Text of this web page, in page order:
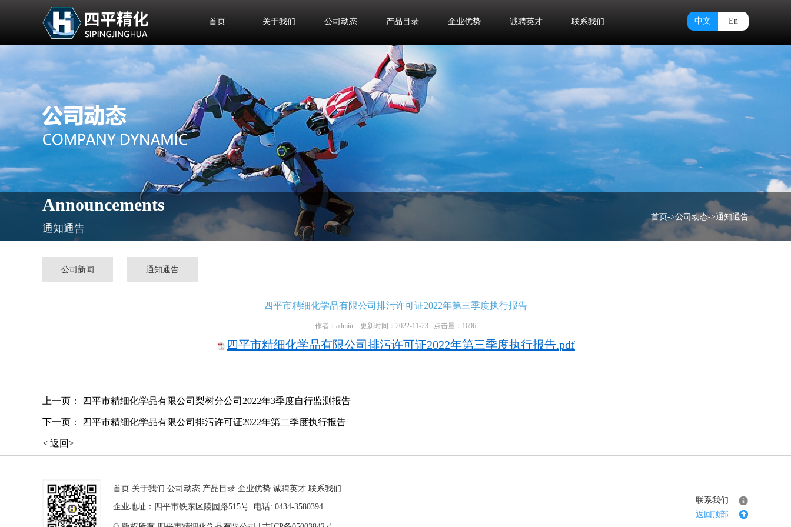
中文 En
首页 关于我们 公司动态 产品目录 企业优势 诚聘英才 联系我们
Announcements
通知通告
首页->公司动态->通知通告
公司新闻 通知通告
四平市精细化学品有限公司排污许可证2022年第三季度执行报告
作者：admin 更新时间：2022-11-23 点击量：1696
四平市精细化学品有限公司排污许可证2022年第三季度执行报告.pdf
上一页： 四平市精细化学品有限公司梨树分公司2022年3季度自行监测报告
下一页： 四平市精细化学品有限公司排污许可证2022年第二季度执行报告
< 返回>
首页 关于我们 公司动态 产品目录 企业优势 诚聘英才 联系我们
企业地址：四平市铁东区陵园路515号 电话: 0434-3580394
联系我们
返回顶部